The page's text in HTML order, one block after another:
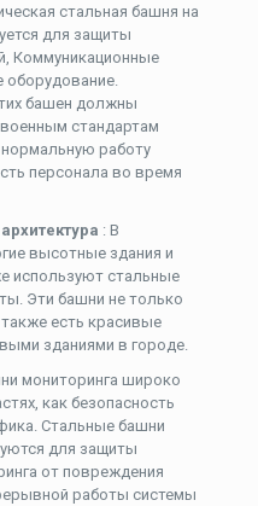
стальная башня на
для защиты
Коммуникационные
оборудование.
башен должны
стандартам
работу
персонала во время
: В
высотные здания и
используют стальные
Эти башни не только
есть красивые
зданиями в городе.
мониторинга широко
как безопасность
Стальные башни
для защиты
от повреждения
работы системы